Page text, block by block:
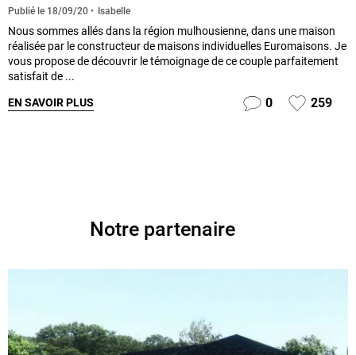
Publié le 18/09/20 Isabelle
Nous sommes allés dans la région mulhousienne, dans une maison
réalisée par le constructeur de maisons individuelles Euromaisons. Je
vous propose de découvrir le témoignage de ce couple parfaitement
satisfait de ...
EN SAVOIR PLUS 0 259
Notre partenaire